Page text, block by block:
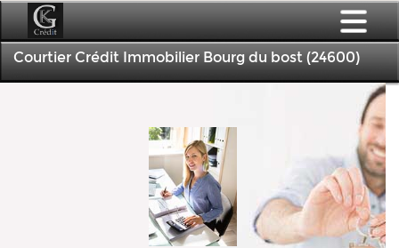
Courtier Crédit Immobilier Bourg du bost (24600)